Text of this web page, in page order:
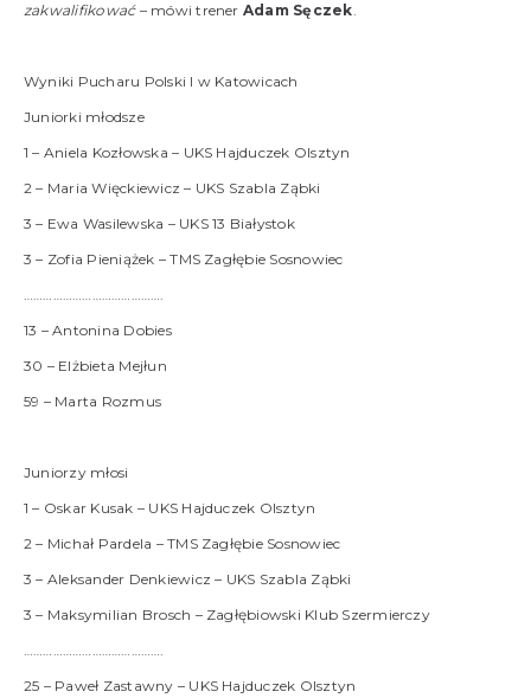
zakwalifikować– mówi trener Adam Sęczek.
Wyniki Pucharu Polski I w Katowicach
Juniorki młodsze
1 – Aniela Kozłowska – UKS Hajduczek Olsztyn
2 – Maria Więckiewicz – UKS Szabla Ząbki
3 – Ewa Wasilewska – UKS 13 Białystok
3 – Zofia Pieniążek – TMS Zagłębie Sosnowiec
…………………………………….
13 – Antonina Dobies
30 – Elżbieta Mejłun
59 – Marta Rozmus
Juniorzy młosi
1 – Oskar Kusak – UKS Hajduczek Olsztyn
2 – Michał Pardela – TMS Zagłębie Sosnowiec
3 – Aleksander Denkiewicz – UKS Szabla Ząbki
3 – Maksymilian Brosch – Zagłębiowski Klub Szermierczy
…………………………………….
25 – Paweł Zastawny – UKS Hajduczek Olsztyn